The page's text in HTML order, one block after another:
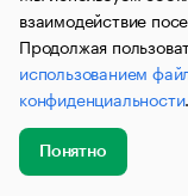
и материалы
(зарегистрировано
связи,
коммуникаций
№ФС77-63848)
публикации могут
не предназначенную
до 18 лет.
взаимодействие
Продолжая
использованием
конфиденциальности.
Понятно